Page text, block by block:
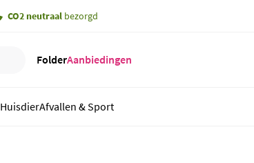
CO2 neutraal bezorgd
FolderAanbiedingen
HuisdierAfvallen & Sport